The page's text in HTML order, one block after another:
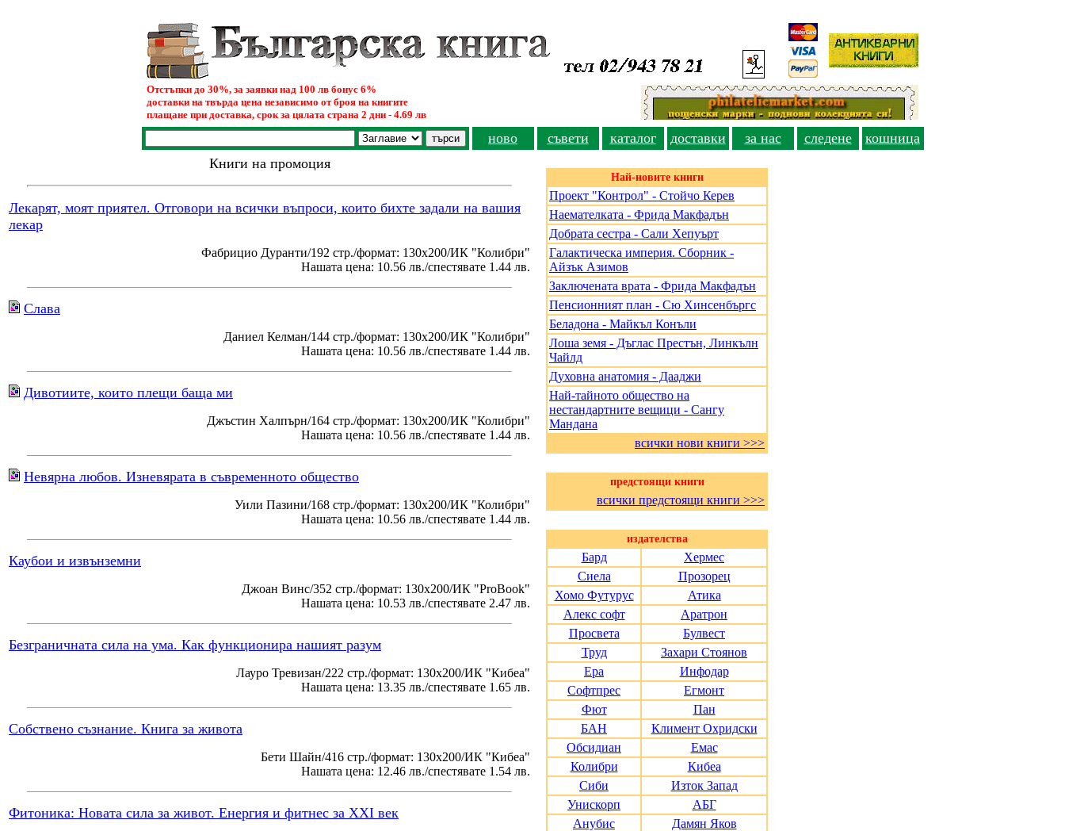
Отстъпки до 30%, за заявки над 100 лв бонус 6%
доставки на твърда цена независимо от броя на книгите
плащане при доставка, срок за цялата страна 2 дни - 4.69 лв
ново съвети каталог доставки за нас следене
кошница
Книги на промоция
Лекарят, моят приятел. Отговори на всички въпроси, които бихте задали на вашия
лекар
Фабрицио Дуранти/192 стр./формат: 130х200/ИК "Колибри"
Нашата цена: 10.56 лв./спестявате 1.44 лв.
Слава
Даниел Келман/144 стр./формат: 130х200/ИК "Колибри"
Нашата цена: 10.56 лв./спестявате 1.44 лв.
Дивотиите, които плещи баща ми
Джъстин Халпърн/164 стр./формат: 130х200/ИК "Колибри"
Нашата цена: 10.56 лв./спестявате 1.44 лв.
Невярна любов. Изневярата в съвременното общество
Уили Пазини/168 стр./формат: 130х200/ИК "Колибри"
Нашата цена: 10.56 лв./спестявате 1.44 лв.
Каубои и извънземни
Джоан Винс/352 стр./формат: 130х200/ИК "ProBook"
Нашата цена: 10.53 лв./спестявате 2.47 лв.
Безграничната сила на ума. Как функционира нашият разум
Лауро Тревизан/222 стр./формат: 130х200/ИК "Кибеа"
Нашата цена: 13.35 лв./спестявате 1.65 лв.
Собствено съзнание. Книга за живота
Бети Шайн/416 стр./формат: 130х200/ИК "Кибеа"
Нашата цена: 12.46 лв./спестявате 1.54 лв.
Фитоника: Новата сила за живот. Енергия и фитнес за XXI век
Най-новите книги
Проект "Контрол" - Стойчо Керев
Наемателката - Фрида Макфадън
Добрата сестра - Сали Хепуърт
Галактическа империя. Сборник -
Айзък Азимов
Заключената врата - Фрида Макфадън
Пенсионният план - Сю Хинсенбъргс
Беладона - Майкъл Конъли
Лоша земя - Дъглас Престън, Линкълн
Чайлд
Духовна анатомия - Дааджи
Най-тайното общество на
нестандартните вещици - Сангу
Мандана
всички нови книги >>>
предстоящи книги
всички предстоящи книги >>>
издателства
Бард
Хермес
Сиела
Прозорец
Хомо Футурус
Атика
Алекс софт
Аратрон
Просвета
Булвест
Труд
Захари Стоянов
Ера
Инфодар
Софтпрес
Егмонт
Фют
Пан
БАН
Климент Охридски
Обсидиан
Емас
Колибри
Кибеа
Сиби
Изток Запад
Унискорп
АБГ
Анубис
Дамян Яков